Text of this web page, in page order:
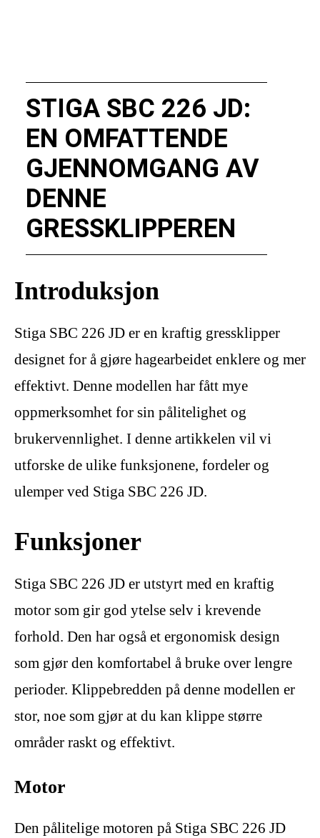
STIGA SBC 226 JD:
EN OMFATTENDE
GJENNOMGANG AV
DENNE
GRESSKLIPPEREN
Introduksjon
Stiga SBC 226 JD er en kraftig gressklipper
designet for å gjøre hagearbeidet enklere og mer
effektivt. Denne modellen har fått mye
oppmerksomhet for sin pålitelighet og
brukervennlighet. I denne artikkelen vil vi
utforske de ulike funksjonene, fordeler og
ulemper ved Stiga SBC 226 JD.
Funksjoner
Stiga SBC 226 JD er utstyrt med en kraftig
motor som gir god ytelse selv i krevende
forhold. Den har også et ergonomisk design
som gjør den komfortabel å bruke over lengre
perioder. Klippebredden på denne modellen er
stor, noe som gjør at du kan klippe større
områder raskt og effektivt.
Motor
Den pålitelige motoren på Stiga SBC 226 JD